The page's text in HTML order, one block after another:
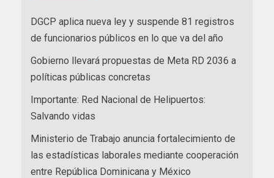
DGCP aplica nueva ley y suspende 81 registros
de funcionarios públicos en lo que va del año
Gobierno llevará propuestas de Meta RD 2036 a
políticas públicas concretas
Importante: Red Nacional de Helipuertos:
Salvando vidas
Ministerio de Trabajo anuncia fortalecimiento de
las estadísticas laborales mediante cooperación
entre República Dominicana y México